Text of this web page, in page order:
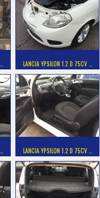
LANCIA YPSILON 1.2 D 75CV …
LANCIA YPSILON 1.2 D 75CV …